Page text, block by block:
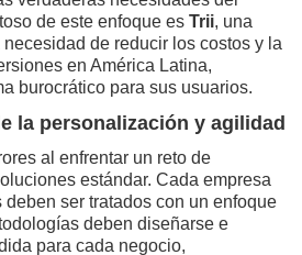
de este enfoque es Trii, una
de reducir los costos y la
en América Latina,
burocrático para sus usuarios.
la personalización y agilidad
al enfrentar un reto de
estándar. Cada empresa
ser tratados con un enfoque
deben diseñarse e
para cada negocio,